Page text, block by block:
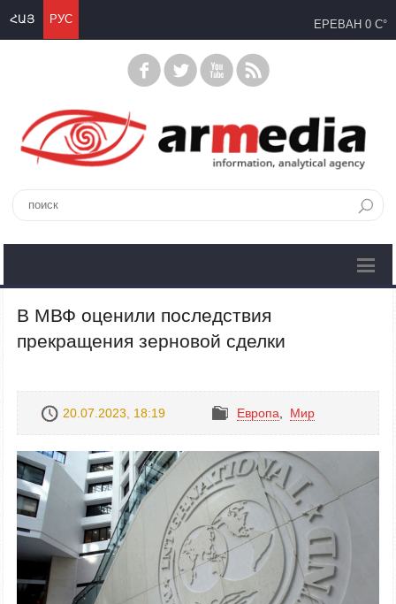
ՀԱՅ РУС ЕРЕВАН 0 C°
В МВФ оценили последствия
прекращения зерновой сделки
20.07.2023, 18:19 Европа Mир